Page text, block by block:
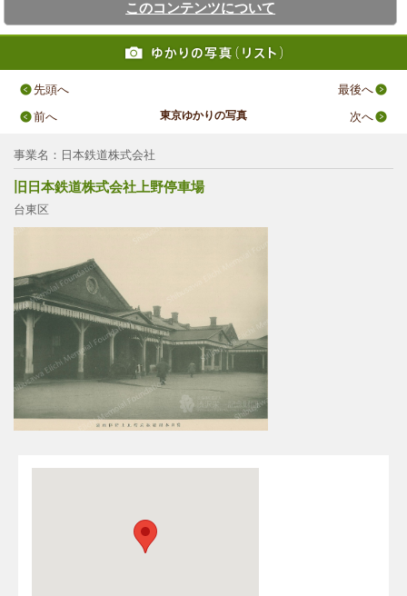
このコンテンツについて
先頭へ
最後へ
前へ
東京ゆかりの写真 次へ
事業名：日本鉄道株式会社
旧日本鉄道株式会社上野停車場
台東区